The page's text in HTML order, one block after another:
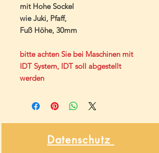
mit Hohe Sockel
wie Juki, Pfaff,
Fuß Höhe, 30mm
bitte achten Sie bei Maschinen mit
IDT System, IDT soll abgestellt
werden
Datenschutz